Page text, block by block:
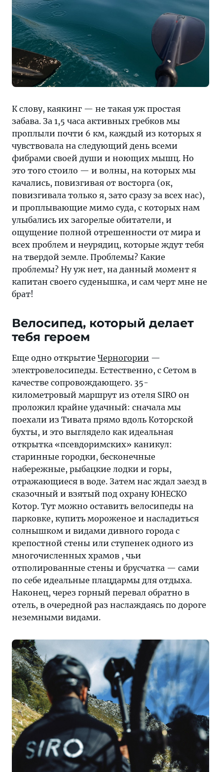
К слову, каякинг — не такая уж простая
забава. За 1,5 часа активных гребков мы
проплыли почти 6 км, каждый из которых я
чувствовала на следующий день всеми
фибрами своей души и ноющих мышц. Но
это того стоило — и волны, на которых мы
качались, повизгивая от восторга (ок,
повизгивала только я, зато сразу за всех нас),
и проплывающие мимо суда, с которых нам
улыбались их загорелые обитатели, и
ощущение полной отрешенности от мира и
всех проблем и неурядиц, которые ждут тебя
на твердой земле. Проблемы? Какие
проблемы? Ну уж нет, на данный момент я
капитан своего суденышка, и сам черт мне не
брат!
Велосипед, который делает
тебя героем
Еще одно открытие Черногории —
электровелосипеды. Естественно, с Сетом в
качестве сопровождающего. 35-
километровый маршрут из отеля SIRO он
проложил крайне удачный: сначала мы
поехали из Тивата прямо вдоль Которской
бухты, и это выглядело как идеальная
открытка «псевдоримских» каникул:
старинные городки, бесконечные
набережные, рыбацкие лодки и горы,
отражающиеся в воде. Затем нас ждал заезд в
сказочный и взятый под охрану ЮНЕСКО
Котор. Тут можно оставить велосипеды на
парковке, купить мороженое и насладиться
солнышком и видами дивного города с
крепостной стены или ступенек одного из
многочисленных храмов , чьи
отполированные стены и брусчатка — сами
по себе идеальные плацдармы для отдыха.
Наконец, через горный перевал обратно в
отель, в очередной раз наслаждаясь по дороге
неземными видами.